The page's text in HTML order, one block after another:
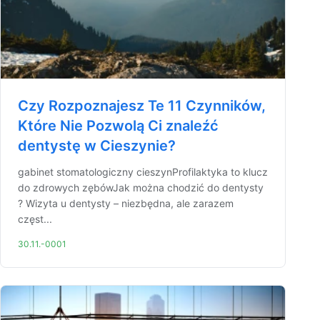
Czy Rozpoznajesz Te 11 Czynników,
Które Nie Pozwolą Ci znaleźć
dentystę w Cieszynie?
gabinet stomatologiczny cieszynProfilaktyka to klucz
do zdrowych zębówJak można chodzić do dentysty
? Wizyta u dentysty – niezbędna, ale zarazem
częst...
30.11.-0001